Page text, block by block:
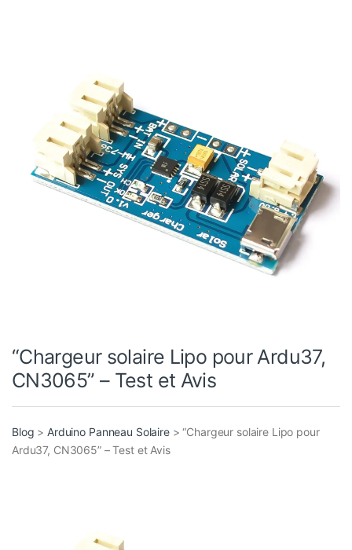
“Chargeur solaire Lipo pour Ardu37,
CN3065” – Test et Avis
Blog > Arduino Panneau Solaire>“Chargeur solaire Lipo pour
Ardu37, CN3065” – Test et Avis